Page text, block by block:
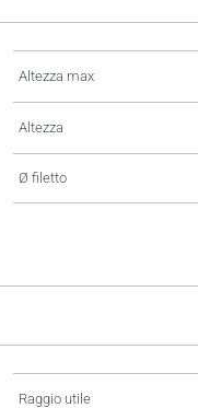
Altezza max
Altezza
Ø filetto
Raggio utile